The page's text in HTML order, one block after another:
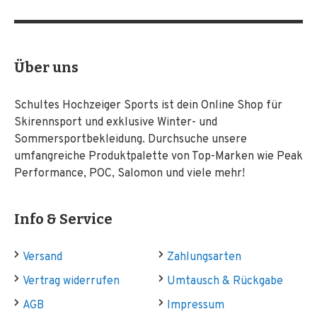
Über uns
Schultes Hochzeiger Sports ist dein Online Shop für
Skirennsport und exklusive Winter- und
Sommersportbekleidung. Durchsuche unsere
umfangreiche Produktpalette von Top-Marken wie Peak
Performance, POC, Salomon und viele mehr!
Info & Service
Versand
Zahlungsarten
Vertrag widerrufen
Umtausch & Rückgabe
AGB
Impressum